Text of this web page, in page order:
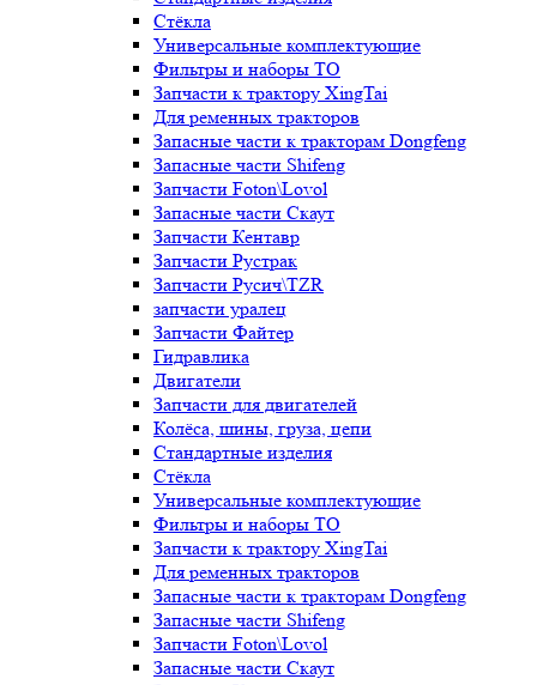
Стёкла
Универсальные комплектующие
Фильтры и наборы ТО
Запчасти к трактору XingTai
Для ременных тракторов
Запасные части к тракторам Dongfeng
Запасные части Shifeng
Запчасти Foton\Lovol
Запасные части Скаут
Запчасти Кентавр
Запчасти Рустрак
Запчасти Русич\TZR
запчасти уралец
Запчасти Файтер
Гидравлика
Двигатели
Запчасти для двигателей
Колёса, шины, груза, цепи
Стандартные изделия
Стёкла
Универсальные комплектующие
Фильтры и наборы ТО
Запчасти к трактору XingTai
Для ременных тракторов
Запасные части к тракторам Dongfeng
Запасные части Shifeng
Запчасти Foton\Lovol
Запасные части Скаут